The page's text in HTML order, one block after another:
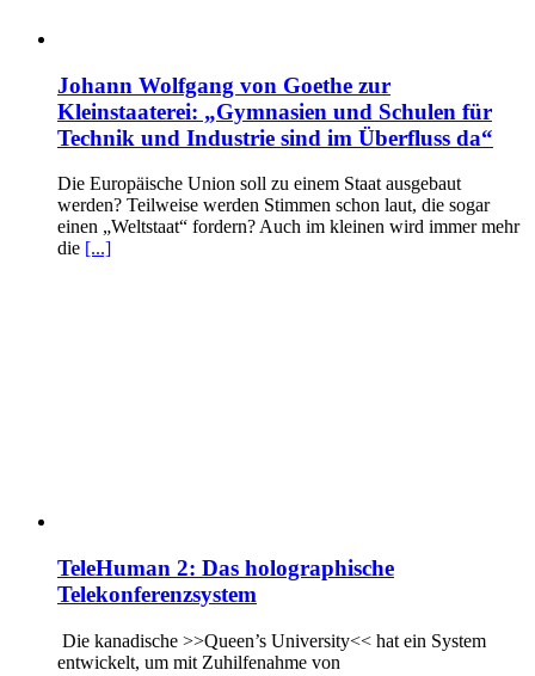
Johann Wolfgang von Goethe zur
Kleinstaaterei: „Gymnasien und Schulen für
Technik und Industrie sind im Überfluss da“
Die Europäische Union soll zu einem Staat ausgebaut
werden? Teilweise werden Stimmen schon laut, die sogar
einen „Weltstaat“ fordern? Auch im kleinen wird immer mehr
die [...]
TeleHuman 2: Das holographische
Telekonferenzsystem
Die kanadische >>Queen’s University<< hat ein System
entwickelt, um mit Zuhilfenahme von